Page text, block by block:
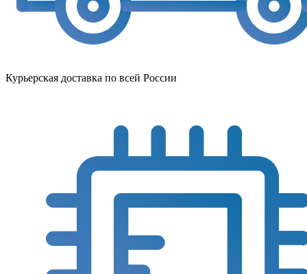
Курьерская доставка по всей России